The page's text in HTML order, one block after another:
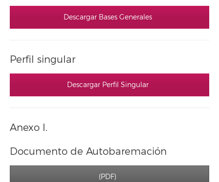
Descargar Bases Generales
Perfil singular
Descargar Perfil Singular
Anexo I.
Documento de Autobaremación
(PDF)